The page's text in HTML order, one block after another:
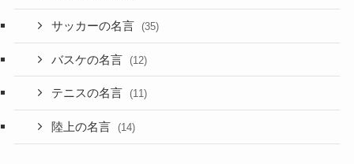
サッカーの名言 (35)
バスケの名言 (12)
テニスの名言 (11)
陸上の名言 (14)